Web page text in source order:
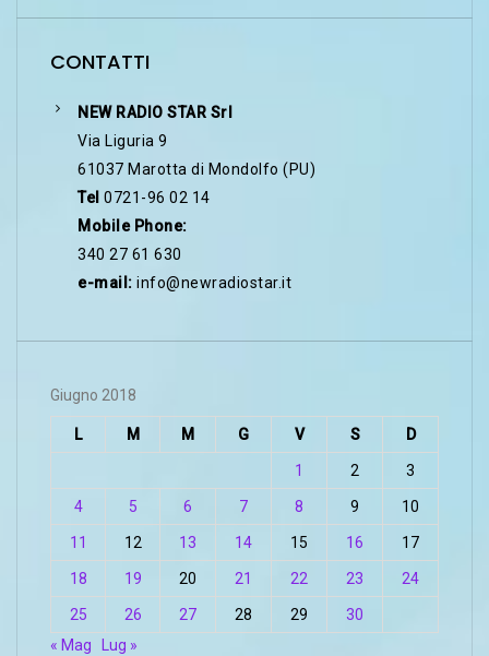
CONTATTI
NEW RADIO STAR Srl
Via Liguria 9
61037 Marotta di Mondolfo (PU)
Tel 0721-96 02 14
Mobile Phone:
340 27 61 630
e-mail: info@newradiostar.it
Giugno 2018
L M M G V S D
1 2 3
4 5 6 7 8 9 10
11 12 13 14 15 16 17
18 19 20 21 22 23 24
25 26 27 28 29
30
« Mag
Lug »